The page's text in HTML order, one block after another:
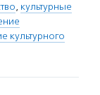
, культурные
культурного